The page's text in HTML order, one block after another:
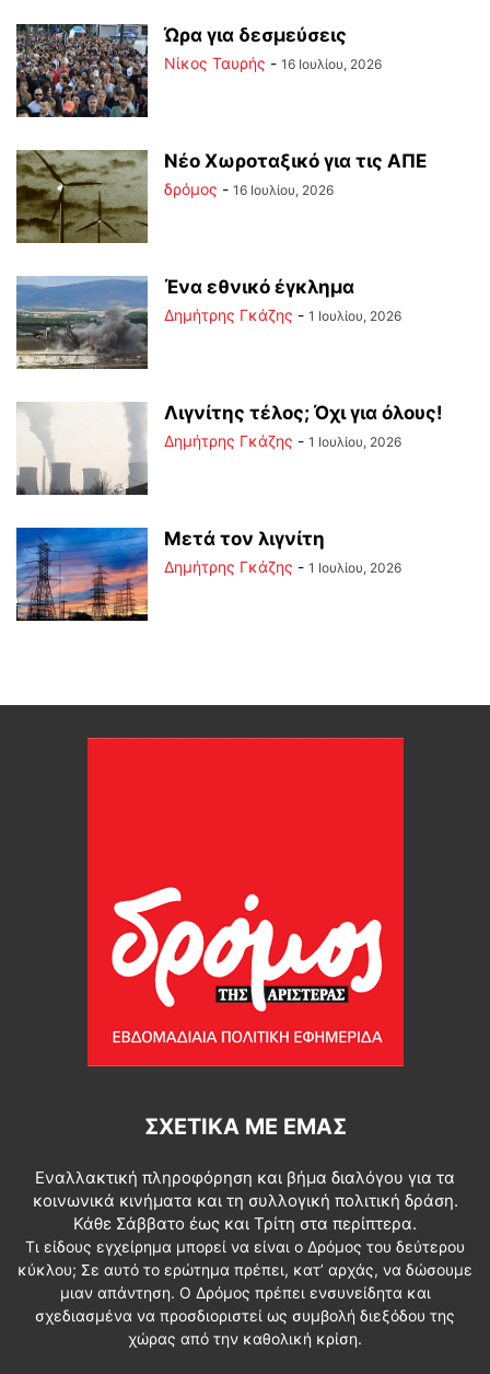
Ώρα για δεσμεύσεις
Νίκος Ταυρής - 16 Ιουλίου, 2026
Νέο Χωροταξικό για τις ΑΠΕ
δρόμος - 16 Ιουλίου, 2026
Ένα εθνικό έγκλημα
Δημήτρης Γκάζης - 1 Ιουλίου, 2026
Λιγνίτης τέλος; Όχι για όλους!
Δημήτρης Γκάζης - 1 Ιουλίου, 2026
Μετά τον λιγνίτη
Δημήτρης Γκάζης - 1 Ιουλίου, 2026
ΣΧΕΤΙΚΆ ΜΕ ΕΜΆΣ
Εναλλακτική πληροφόρηση και βήμα διαλόγου για τα
κοινωνικά κινήματα και τη συλλογική πολιτική δράση.
Κάθε Σάββατο έως και Τρίτη στα περίπτερα.
Τι είδους εγχείρημα μπορεί να είναι ο Δρόμος του δεύτερου
κύκλου; Σε αυτό το ερώτημα πρέπει, κατ’ αρχάς, να δώσουμε
μιαν απάντηση. Ο Δρόμος πρέπει ενσυνείδητα και
σχεδιασμένα να προσδιοριστεί ως συμβολή διεξόδου της
χώρας από την καθολική κρίση.